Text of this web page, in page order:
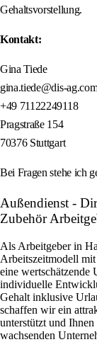
Gehaltsvorstellung.
Kontakt:
Gina Tiede
gina.tiede@dis-
+49 71122249118
Pragstraße 154
70376 Stuttgart
Bei Fragen stehe ich
Außendienst -
Zubehör
Als Arbeitgeber in
Arbeitszeitmodell
eine wertschätzende
individuelle
Gehalt inklusive
schaffen wir ein
unterstützt und
wachsenden